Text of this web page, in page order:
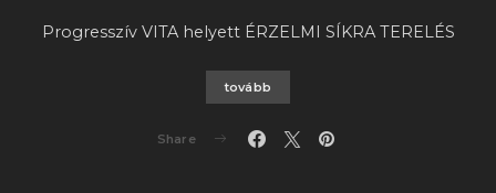
Progresszív VITA helyett ÉRZELMI SÍKRA TERELÉS
tovább
Share